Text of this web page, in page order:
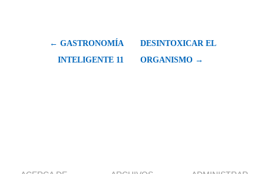
← GASTRONOMÍA
INTELIGENTE 11
DESINTOXICAR EL
ORGANISMO →